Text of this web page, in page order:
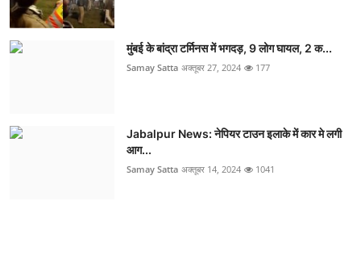
मुंबई के बांद्रा टर्मिनस में भगदड़, 9 लोग घायल, 2 क...
Samay Satta अक्तूबर 27, 2024 177
Jabalpur News: नेपियर टाउन इलाके में कार मे लगी
आग...
Samay Satta अक्तूबर 14, 2024 1041